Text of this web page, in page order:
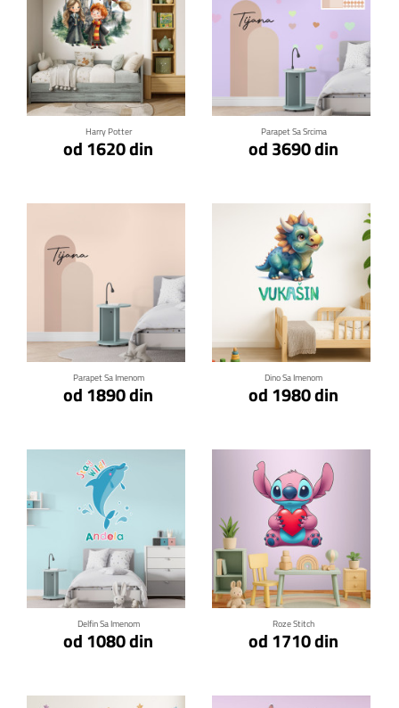
Harry Potter
od 1620 din
Klikni za detalje
Parapet Sa Srcima
od 3690 din
Klikni za detalje
Parapet Sa Imenom
od 1890 din
Klikni za detalje
Dino Sa Imenom
od 1980 din
Klikni za detalje
Delfin Sa Imenom
od 1080 din
Klikni za detalje
Roze Stitch
od 1710 din
Klikni za detalje